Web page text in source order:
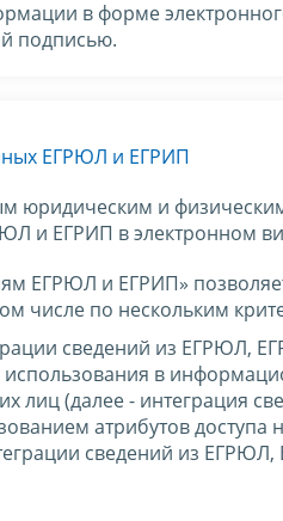
в форме
подписью.
ЕГРЮЛ и ЕГРИП
юридическим и
и ЕГРИП в электронном
ЕГРЮЛ и ЕГРИП»
числе по нескольким
сведений из ЕГРЮЛ,
в
лиц (далее - интеграция
атрибутов
сведений из